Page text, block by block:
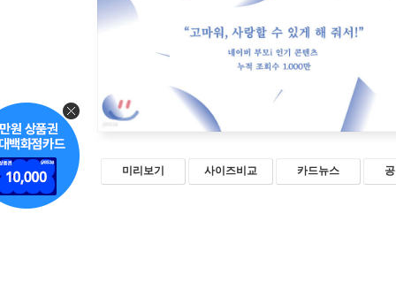
미리보기 사이즈비교 카드뉴스